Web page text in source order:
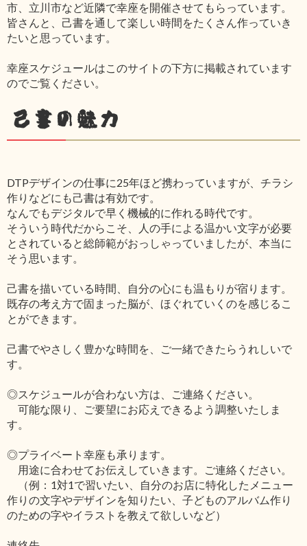
市、立川市など近隣で幸座を開催させてもらっています。
皆さんと、己書を通して楽しい時間をたくさん作っていき
たいと思っています。
幸座スケジュールはこのサイトの下方に掲載されています
のでご覧ください。
己書の魅力
DTPデザインの仕事に25年ほど携わっていますが、チラシ
作りなどにも己書は有効です。
なんでもデジタルで早く機械的に作れる時代です。
そういう時代だからこそ、人の手による温かい文字が必要
とされていると総師範がおっしゃっていましたが、本当に
そう思います。
己書を描いている時間、自分の心にも温もりが宿ります。
既存の考え方で固まった脳が、ほぐれていくのを感じるこ
とができます。
己書でやさしく豊かな時間を、ご一緒できたらうれしいで
す。
◎スケジュールが合わない方は、ご連絡ください。
可能な限り、ご要望にお応えできるよう調整いたしま
す。
◎プライベート幸座も承ります。
用途に合わせてお伝えしていきます。ご連絡ください。
（例：1対1で習いたい、自分のお店に特化したメニュー
作りの文字やデザインを知りたい、子どものアルバム作り
のための字やイラストを教えて欲しいなど）